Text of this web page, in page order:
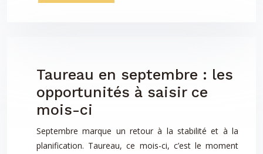
Taureau en septembre : les
opportunités à saisir ce
mois-ci
Septembre marque un retour à la stabilité et à la
planification. Taureau, ce mois-ci, c’est le moment